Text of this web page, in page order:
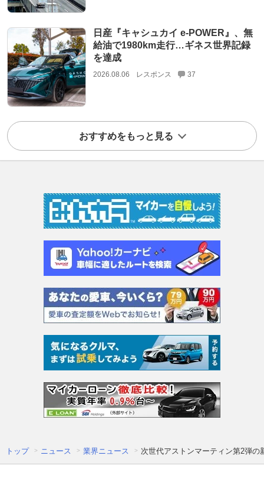
日産『キャシュカイ e-POWER』、無
給油で1980km走行…ギネス世界記録
を達成
2026.08.06 レスポンス 37
おすすめをもっと見る
トップ ニュース 業界ニュース 次世代アストンマーティン第2弾